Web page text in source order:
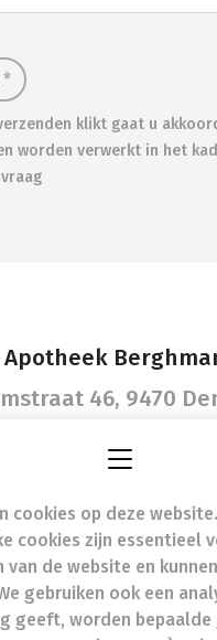
*
klikt gaat u
worden verwerkt in het
Apotheek
46, 9470
(BTW nr.)
Apotheker
Algemene
cookies op deze
cookies zijn essentieel
van de website en
gebruiken ook een
geeft, worden bepaalde